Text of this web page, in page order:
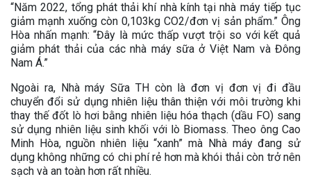
“Năm 2022, tổng phát thải khí nhà kính tại nhà máy tiếp tục
giảm mạnh xuống còn 0,103kg CO2/đơn vị sản phẩm.” Ông
Hòa nhấn mạnh: “Đây là mức thấp vượt trội so với kết quả
giảm phát thải của các nhà máy sữa ở Việt Nam và Đông
Nam Á.”
Ngoài ra, Nhà máy Sữa TH còn là đơn vị đơn vị đi đầu
chuyển đổi sử dụng nhiên liệu thân thiện với môi trường khi
thay thế đốt lò hơi bằng nhiên liệu hóa thạch (dầu FO) sang
sử dụng nhiên liệu sinh khối với lò Biomass. Theo ông Cao
Minh Hòa, nguồn nhiên liệu “xanh” mà Nhà máy đang sử
dụng không những có chi phí rẻ hơn mà khói thải còn trở nên
sạch và an toàn hơn rất nhiều.